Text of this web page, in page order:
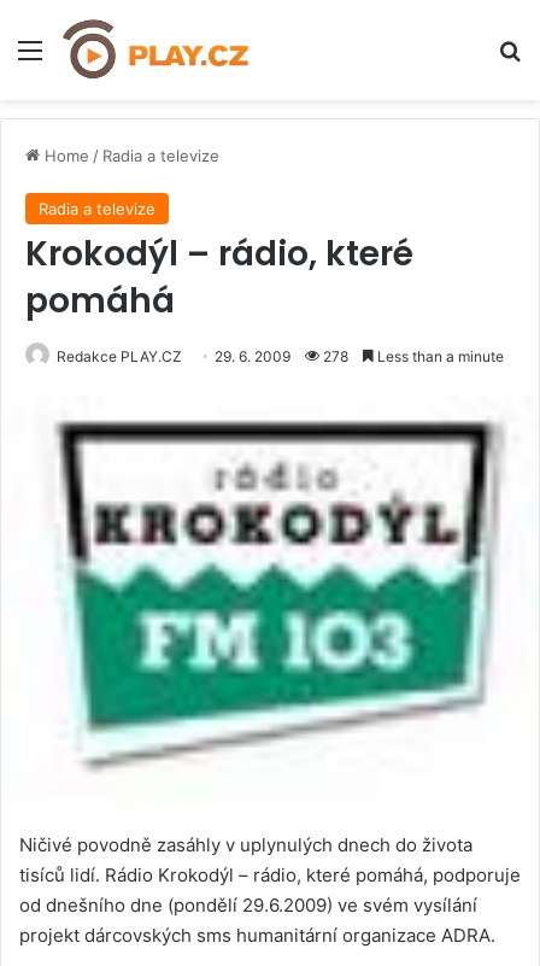
Menu
Home / Radia a televize
Radia a televize
Krokodýl – rádio, které
pomáhá
Redakce PLAY.CZ 29. 6. 2009 278 Less than a minute
Ničivé povodně zasáhly v uplynulých dnech do života
tisíců lidí. Rádio Krokodýl – rádio, které pomáhá, podporuje
od dnešního dne (pondělí 29.6.2009) ve svém vysílání
projekt dárcovských sms humanitární organizace ADRA.